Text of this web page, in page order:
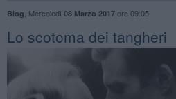
Blog Mercoledì 08 Marzo 2017ore 09:05
Lo scotoma dei tangheri